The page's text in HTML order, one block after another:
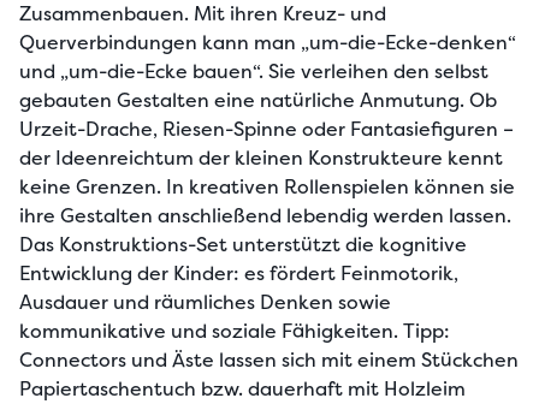
Zusammenbauen. Mit ihren Kreuz- und
Querverbindungen kann man „um-die-Ecke-denken“
und „um-die-Ecke bauen“. Sie verleihen den selbst
gebauten Gestalten eine natürliche Anmutung. Ob
Urzeit-Drache, Riesen-Spinne oder Fantasiefiguren –
der Ideenreichtum der kleinen Konstrukteure kennt
keine Grenzen. In kreativen Rollenspielen können sie
ihre Gestalten anschließend lebendig werden lassen.
Das Konstruktions-Set unterstützt die kognitive
Entwicklung der Kinder: es fördert Feinmotorik,
Ausdauer und räumliches Denken sowie
kommunikative und soziale Fähigkeiten. Tipp:
Connectors und Äste lassen sich mit einem Stückchen
Papiertaschentuch bzw. dauerhaft mit Holzleim